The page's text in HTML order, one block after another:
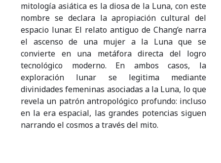
mitología asiática es la diosa de la Luna, con este
nombre se declara la apropiación cultural del
espacio lunar. El relato antiguo de Chang’e narra
el ascenso de una mujer a la Luna que se
convierte en una metáfora directa del logro
tecnológico moderno. En ambos casos, la
exploración lunar se legitima mediante
divinidades femeninas asociadas a la Luna, lo que
revela un patrón antropológico profundo: incluso
en la era espacial, las grandes potencias siguen
narrando el cosmos a través del mito.